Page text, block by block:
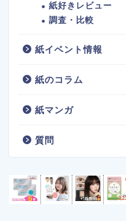
紙好きレビュー
調査・比較
紙イベント情報
紙のコラム
紙マンガ
質問